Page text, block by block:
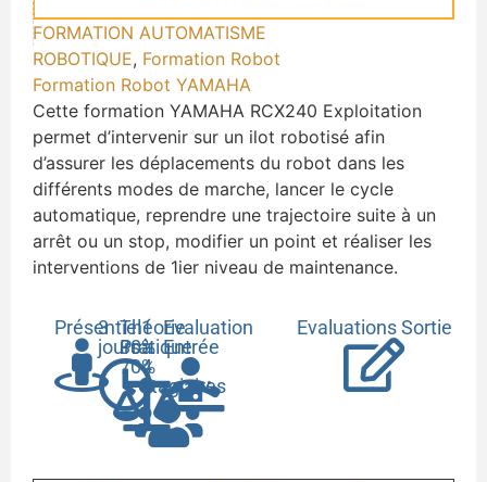
FORMATION AUTOMATISME
ROBOTIQUE, Formation Robot
Formation Robot YAMAHA
Cette formation YAMAHA RCX240 Exploitation
permet d’intervenir sur un ilot robotisé afin
d’assurer les déplacements du robot dans les
différents modes de marche, lancer le cycle
automatique, reprendre une trajectoire suite à un
arrêt ou un stop, modifier un point et réaliser les
interventions de 1ier niveau de maintenance.
Présentiel
3
jours
Théorie
30%
Pratique
70%
1
à
4
stagiaires
Evaluation
Entrée
Evaluations Sortie